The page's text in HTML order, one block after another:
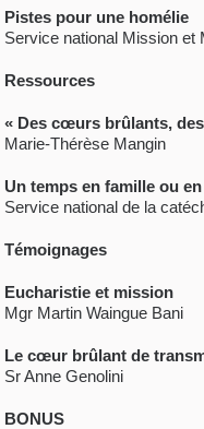
Pistes pour une homélie
Service national Mission et
Ressources
« Des cœurs brûlants,
Marie-Thérèse Mangin
Un temps en famille ou
Service national de la
Témoignages
Eucharistie et mission
Mgr Martin Waingue Bani
Le cœur brûlant de
Sr Anne Genolini
BONUS